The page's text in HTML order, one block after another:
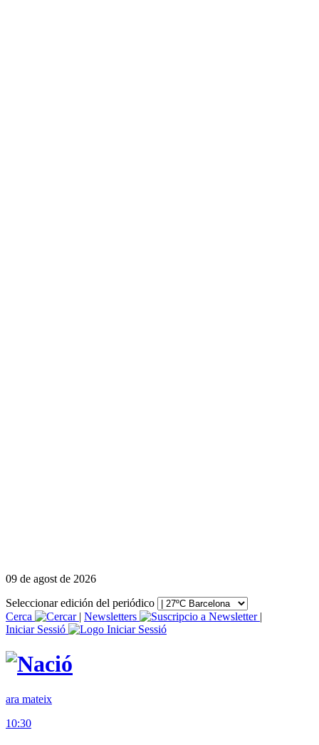
09 de agost de 2026
Seleccionar edición del periódico
Cerca
| Newsletters
|
Iniciar Sessió
ara mateix
10:30